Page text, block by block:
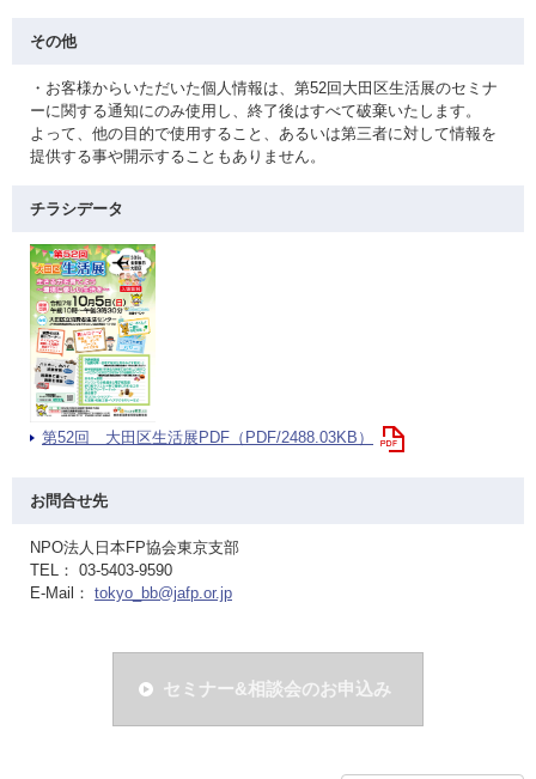
その他
・お客様からいただいた個人情報は、第52回大田区生活展のセミナ
ーに関する通知にのみ使用し、終了後はすべて破棄いたします。
よって、他の目的で使用すること、あるいは第三者に対して情報を
提供する事や開示することもありません。
チラシデータ
第52回 大田区生活展PDF（PDF/2488.03KB）
お問合せ先
NPO法人日本FP協会東京支部
TEL： 03-5403-9590
E-Mail： tokyo_bb@jafp.or.jp
セミナー&相談会のお申込み